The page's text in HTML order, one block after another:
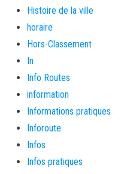
Histoire de la ville
horaire
Hors-Classement
In
Info Routes
information
Informations pratiques
Inforoute
Infos
Infos pratiques